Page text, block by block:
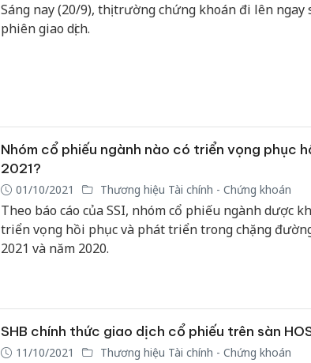
Sáng nay (20/9), thị trường chứng khoán đi lên ngay
phiên giao dịch.
Nhóm cổ phiếu ngành nào có triển vọng phục
2021?
01/10/2021 Thương hiệu Tài chính - Chứng khoán
Theo báo cáo của SSI, nhóm cổ phiếu ngành dược
triển vọng hồi phục và phát triển trong chặng
2021 và năm 2020.
SHB chính thức giao dịch cổ phiếu trên sàn
11/10/2021 Thương hiệu Tài chính - Chứng khoán